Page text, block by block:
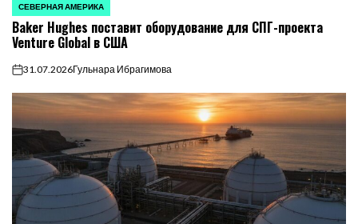
ОПУБЛИКОВАНО
В
СЕВЕРНАЯ АМЕРИКА
Baker Hughes поставит оборудование для СПГ-проекта
Venture Global в США
on31.07.2026Гульнара Ибрагимова